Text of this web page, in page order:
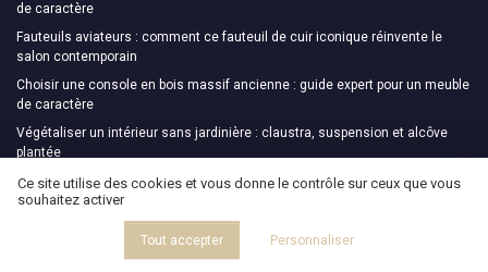
de caractère
Fauteuils aviateurs : comment ce fauteuil de cuir iconique réinvente le
salon contemporain
Choisir une console en bois massif ancienne : guide expert pour un meuble
de caractère
Végétaliser un intérieur sans jardinière : claustra, suspension et alcôve
plantée
Cloison amovible pour bureau professionnel : repenser les espaces de
travail avec élégance et précision
Design Magazine
Ce site utilise des cookies et vous donne le contrôle sur ceux que vous
souhaitez activer
Tout accepter Personnaliser